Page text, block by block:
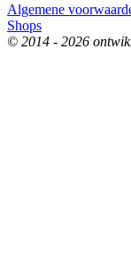
Algemene
Shops
© 2014 - 2026